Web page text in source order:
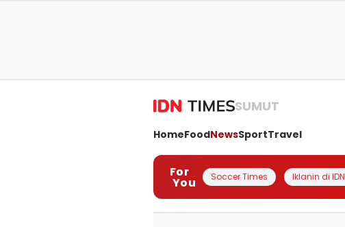
SUMUT
HomeFoodNewsSportTravel
For
You Soccer Times Iklanin di IDN